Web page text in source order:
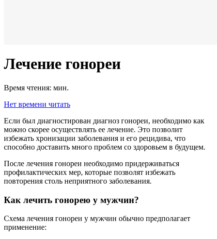
Лечение гонореи
Время чтения: мин.
Нет времени читать
Если был диагностирован диагноз гонореи, необходимо как
можно скорее осуществлять ее лечение. Это позволит
избежать хронизации заболевания и его рецидива, что
способно доставить много проблем со здоровьем в будущем.
После лечения гонореи необходимо придерживаться
профилактических мер, которые позволят избежать
повторения столь неприятного заболевания.
Как лечить гонорею у мужчин?
Схема лечения гонореи у мужчин обычно предполагает
применение: